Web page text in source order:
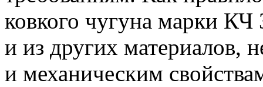
ковкого чугуна марки
и из других материалов,
и механическим